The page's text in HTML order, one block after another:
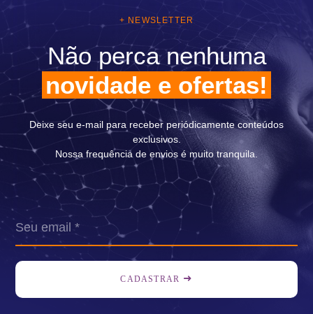
+ NEWSLETTER
Não perca nenhuma
novidade e ofertas!
Deixe seu e-mail para receber periódicamente conteúdos
exclusivos.
Nossa frequência de envios é muito tranquila.
CADASTRAR